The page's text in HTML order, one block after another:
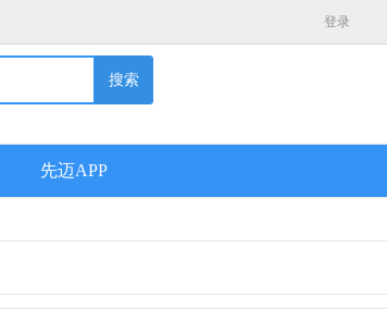
登录
搜索
先迈APP